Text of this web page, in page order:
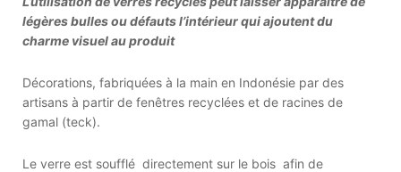
légères bulles ou défauts l’intérieur qui ajoutent du
charme visuel au produit
Décorations, fabriquées à la main en Indonésie par des
artisans à partir de fenêtres recyclées et de racines de
gamal (teck).
Le verre est soufflé directement sur le bois afin de